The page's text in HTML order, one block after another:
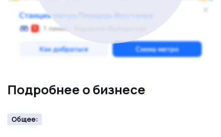
Подробнее о бизнесе
Общее: